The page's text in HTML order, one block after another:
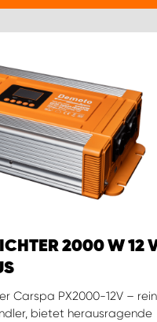
2000 W 12
Carspa PX2000-12V – rein
bietet herausragende